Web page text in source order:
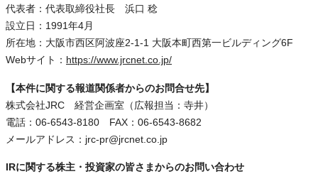
代表者：代表取締役社長 浜口 稔
設立日：1991年4月
所在地：大阪市西区阿波座2-1-1 大阪本町西第一ビルディング6F
Webサイト： https://www.jrcnet.co.jp/
【本件に関する報道関係者からのお問合せ先】
株式会社JRC 経営企画室（広報担当：寺井）
電話：06-6543-8180 FAX：06-6543-8682
メールアドレス：jrc-pr@jrcnet.co.jp
IRに関する株主・投資家の皆さまからのお問い合わせ